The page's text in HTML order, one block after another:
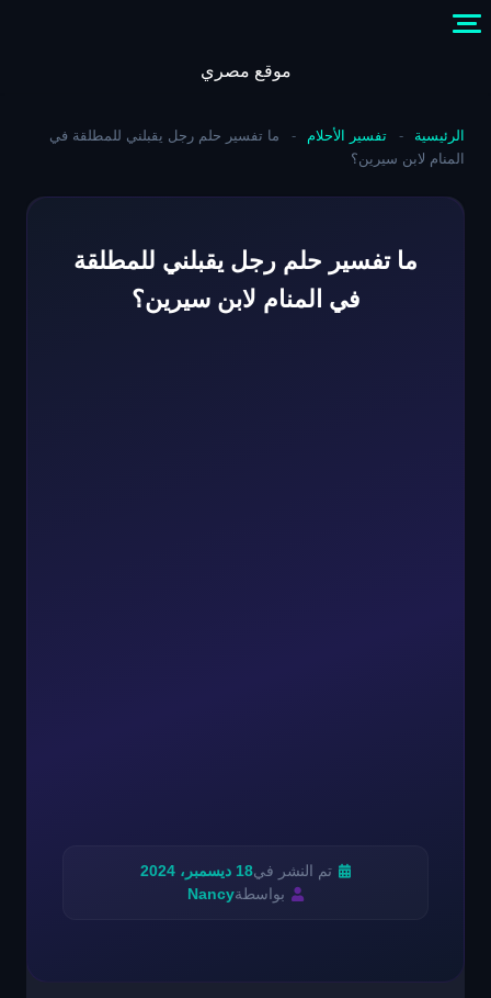
موقع مصري
الرئيسية - تفسير الأحلام -
ما تفسير حلم رجل يقبلني للمطلقة في
المنام لابن سيرين؟
ما تفسير حلم رجل يقبلني للمطلقة
في المنام لابن سيرين؟
تم النشر في18 ديسمبر، 2024
بواسطةNancy